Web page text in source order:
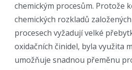
chemickým procesům. Protože
chemických rozkladů
procesech vyžadují velké
oxidačních činidel, byla využita
umožňuje snadnou přeměnu